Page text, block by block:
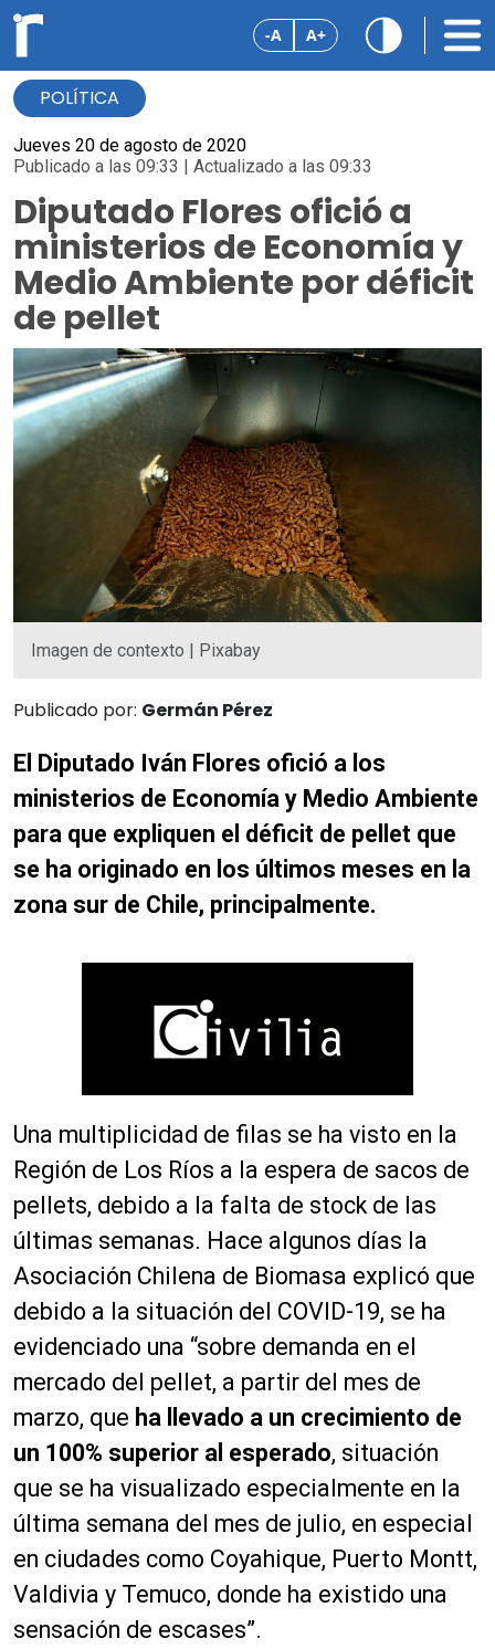
-A A+
POLÍTICA
Jueves 20 de agosto de 2020
Publicado a las 09:33 | Actualizado a las 09:33
Diputado Flores ofició a
ministerios de Economía y
Medio Ambiente por déficit
de pellet
Imagen de contexto | Pixabay
Publicado por: Germán Pérez
El Diputado Iván Flores ofició a los
ministerios de Economía y Medio Ambiente
para que expliquen el déficit de pellet que
se ha originado en los últimos meses en la
zona sur de Chile, principalmente.
Una multiplicidad de filas se ha visto en la
Región de Los Ríos a la espera de sacos de
pellets, debido a la falta de stock de las
últimas semanas. Hace algunos días la
Asociación Chilena de Biomasa explicó que
debido a la situación del COVID-19, se ha
evidenciado una “sobre demanda en el
mercado del pellet, a partir del mes de
marzo, que ha llevado a un crecimiento de
un 100% superior al esperado, situación
que se ha visualizado especialmente en la
última semana del mes de julio, en especial
en ciudades como Coyahique, Puerto Montt,
Valdivia y Temuco, donde ha existido una
sensación de escases”.